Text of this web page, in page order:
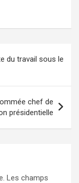
du travail sous le
chef de
présidentielle
Les champs